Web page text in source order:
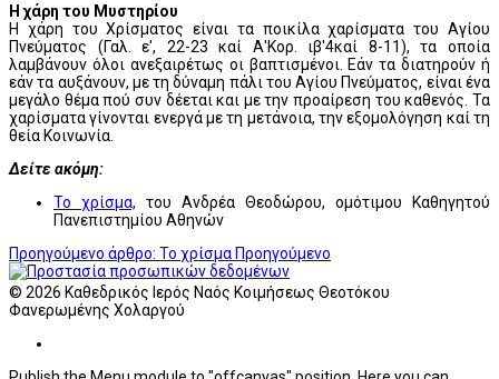
Η χάρη του Μυστηρίου
Η χάρη του Χρίσματος είναι τα ποικίλα χαρίσματα του Αγίου
Πνεύματος (Γαλ. ε', 22-23 καί Α'Κορ. ιβ'4καί 8-11), τα οποία
λαμβάνουν όλοι ανεξαιρέτως οι βαπτισμένοι. Εάν τα διατηρούν ή
εάν τα αυξάνουν, με τη δύναμη πάλι του Αγίου Πνεύματος, είναι ένα
μεγάλο θέμα πού συν δέεται και με την προαίρεση του καθενός. Τα
χαρίσματα γίνονται ενεργά με τη μετάνοια, την εξομολόγηση καί τη
θεία Κοινωνία.
Δείτε ακόμη:
Το χρίσμα, του Ανδρέα Θεοδώρου, ομότιμου Καθηγητού
Πανεπιστημίου Αθηνών
Προηγούμενο άρθρο: Το χρίσμα Προηγούμενο
© 2026 Καθεδρικός Ιερός Ναός Κοιμήσεως Θεοτόκου
Φανερωμένης Χολαργού